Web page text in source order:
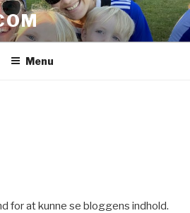
Menu
for at kunne se bloggens indhold.